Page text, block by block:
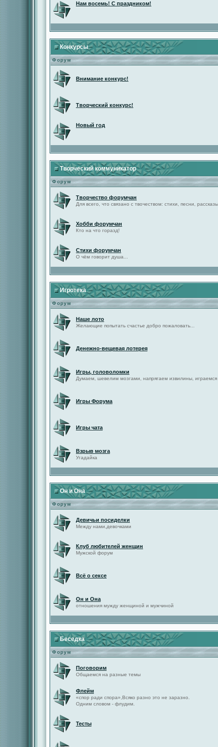
Нам восемь! С праздником!
Конкурсы
Форум
Внимание конкурс!
Творческий конкурс!
Новый год
Творческий коммуникатор
Форум
Творчество форумчан
Для всего, что связано с твочеством: стихи, песни,
Хобби форумчан
Кто на что горазд!
Стихи форумчан
О чём говорит душа...
Игротека
Форум
Наше лото
Желающие попытать счастье добро пожаловать...
Денежно-вещевая лотерея
Игры, головоломки
Думаем, шевелим мозгами, напрягаем извилины,
Игры Форума
Игры чата
Взрыв мозга
Угадайка
Он и Она
Форум
Девичьи посиделки
Между нами,девочками
Клуб любителей женщин
Мужской форум
Всё о сексе
Он и Она
отношения мужду женщиной и мужчиной
Беседка
Форум
Поговорим
Общаемся на разные темы
Флейм
«спор ради спора»,Всяко разно это не заразно.
Одним словом - флудим.
Тесты